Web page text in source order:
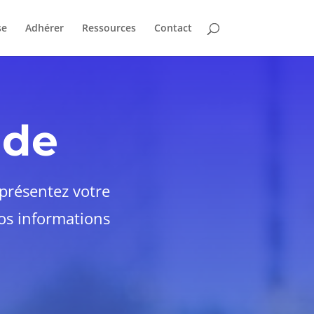
Adhérer Ressources Contact
votre
informations